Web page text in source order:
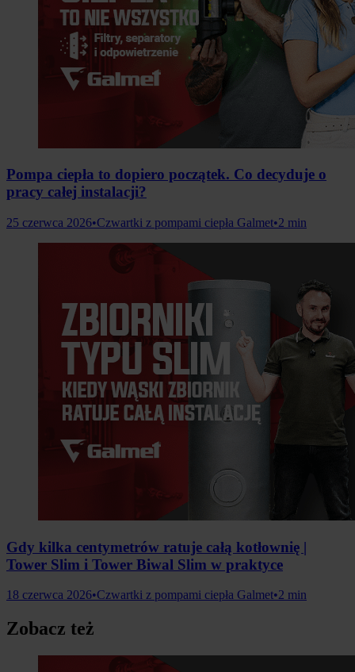
Pompa ciepła to dopiero początek. Co decyduje o
pracy całej instalacji?
25 czerwca 2026•Czwartki z pompami ciepła Galmet•2 min
Gdy kilka centymetrów ratuje całą kotłownię |
Tower Slim i Tower Biwal Slim w praktyce
18 czerwca 2026•Czwartki z pompami ciepła Galmet•2 min
Zobacz też